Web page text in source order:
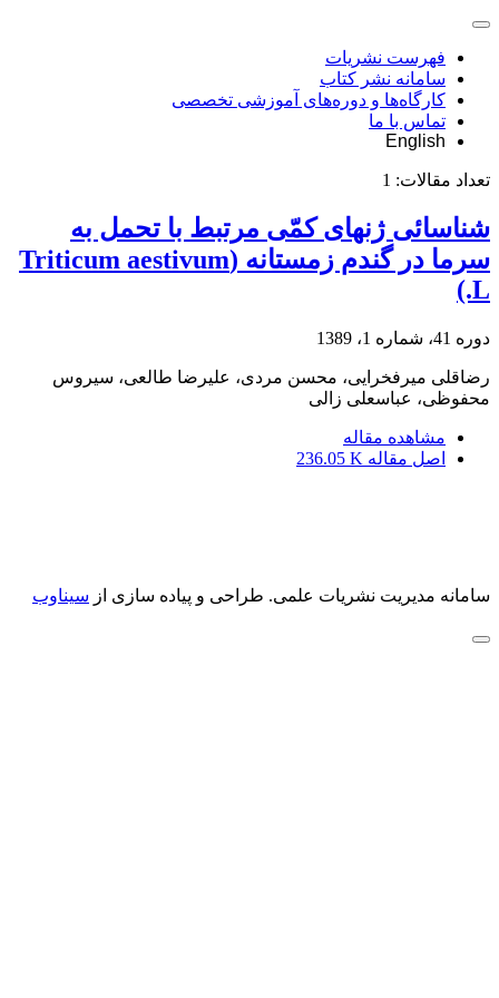
فهرست نشریات
سامانه نشر کتاب
کارگاه‌ها و دوره‌های آموزشی تخصصی
تماس با ما
English
تعداد مقالات: 1
شناسائی ژن‏های کمّی مرتبط با تحمل به
سرما در گندم زمستانه (Triticum aestivum
L.)
دوره 41، شماره 1، 1389
رضاقلی میرفخرایی، محسن مردی، علیرضا طالعی، سیروس
محفوظی، عباسعلی زالی
مشاهده مقاله
اصل مقاله 236.05 K
سامانه مدیریت نشریات علمی. طراحی و پیاده سازی از سیناوب